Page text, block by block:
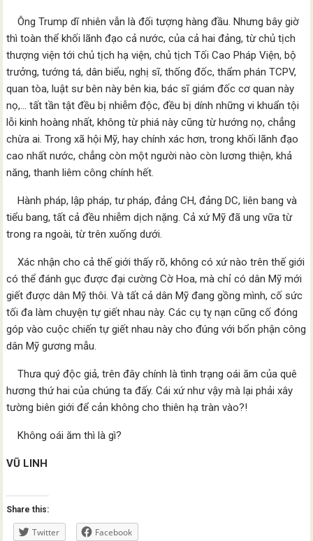
Ông Trump dĩ nhiên vẫn là đối tượng hàng đầu. Nhưng bây giờ
thì toàn thể khối lãnh đạo cả nước, của cả hai đảng, từ chủ tịch
thượng viện tới chủ tịch hạ viện, chủ tịch Tối Cao Pháp Viện, bộ
trưởng, tướng tá, dân biểu, nghị sĩ, thống đốc, thẩm phán TCPV,
quan tòa, luật sư bên này bên kia, bác sĩ giám đốc cơ quan này
nọ,… tất tần tật đều bị nhiễm độc, đều bị dính những vi khuẩn tội
lỗi kinh hoàng nhất, không từ phiá này cũng từ hướng nọ, chẳng
chừa ai. Trong xã hội Mỹ, hay chính xác hơn, trong khối lãnh đạo
cao nhất nước, chẳng còn một người nào còn lương thiện, khả
năng, thanh liêm công chính hết.
Hành pháp, lập pháp, tư pháp, đảng CH, đảng DC, liên bang và
tiểu bang, tất cả đều nhiễm dịch nặng. Cả xứ Mỹ đã ung vữa từ
trong ra ngoài, từ trên xuống dưới.
Xác nhận cho cả thế giới thấy rõ, không có xứ nào trên thế giới
có thể đánh gục được đại cường Cờ Hoa, mà chỉ có dân Mỹ mới
giết được dân Mỹ thôi. Và tất cả dân Mỹ đang gồng mình, cố sức
tối đa làm chuyện tự giết nhau này. Các cụ tỵ nạn cũng cố đóng
góp vào cuộc chiến tự giết nhau này cho đúng với bổn phận công
dân Mỹ gương mẫu.
Thưa quý độc giả, trên đây chính là tình trạng oái ăm của quê
hương thứ hai của chúng ta đấy. Cái xứ như vậy mà lại phải xây
tường biên giới để cản không cho thiên hạ tràn vào?!
Không oái ăm thì là gì?
VŨ LINH
Share this:
Twitter Facebook